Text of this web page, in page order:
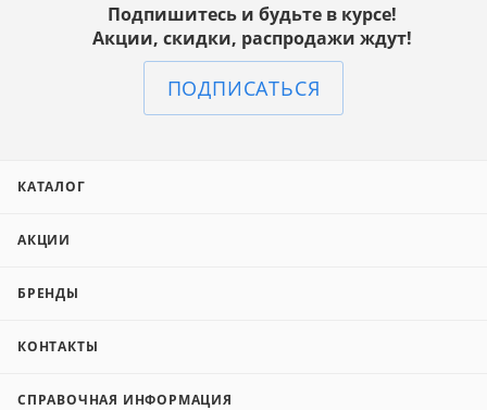
Подпишитесь и будьте в курсе!
Акции, скидки, распродажи ждут!
ПОДПИСАТЬСЯ
КАТАЛОГ
АКЦИИ
БРЕНДЫ
КОНТАКТЫ
СПРАВОЧНАЯ ИНФОРМАЦИЯ